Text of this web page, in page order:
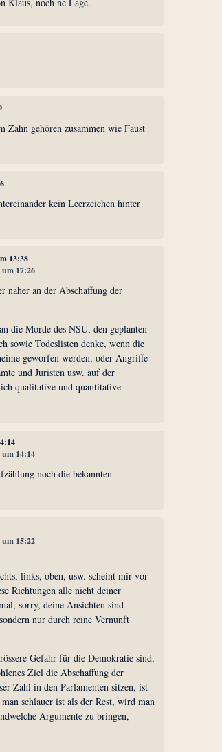
Zahn gehören zusammen wie Faust
kein Leerzeichen hinter
13:38
17:26
näher an der Abschaffung der
die Morde des NSU, den geplanten
sowie Todeslisten denke, wenn die
geworfen werden, oder Angriffe
und Juristen usw. auf der
ich qualitative und quantitative
14:14
noch die bekannten
15:22
links, oben, usw. scheint mir vor
Richtungen alle nicht deiner
sorry, deine Ansichten sind
nur durch reine Vernunft
Gefahr für die Demokratie sind,
Ziel die Abschaffung der
Zahl in den Parlamenten sitzen, ist
schlauer ist als der Rest, wird man
Argumente zu bringen,